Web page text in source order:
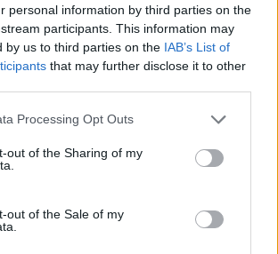
personal information by third parties on the
participants. This information may
by us to third parties on the IAB’s List of
that may further disclose it to other
Processing Opt Outs
out of the Sharing of my
out of the Sale of my
κατά 14%
στα 4,3
εκατ. ευρώ
ΥΠΕΘΟΟ: Νέες επενδύσεις 1
δισ. ευρώ ως το 2028 για την
Ενέργεια
ΟΤΕ στη διεθνή σειρά δεικτών